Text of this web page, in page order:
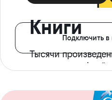
Книги
Тысячи
с доступом офлайн
Подключить